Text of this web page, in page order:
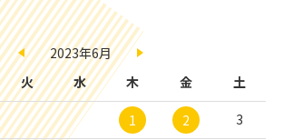
2023年6月
火 水 木 金 土
1 2 3